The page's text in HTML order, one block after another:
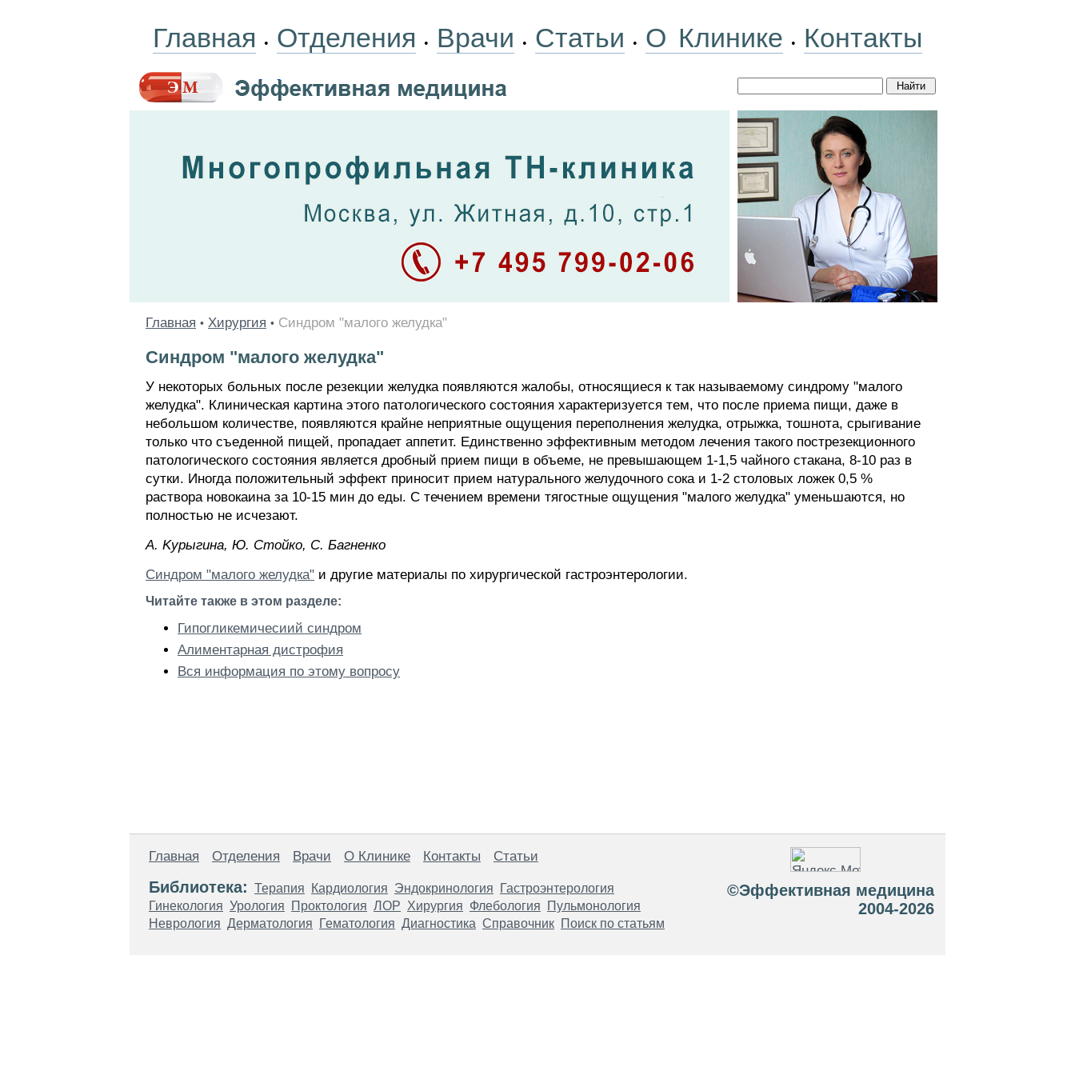
Главная • Отделения • Врачи • Статьи • О Клинике • Контакты
Главная • Хирургия • Синдром "малого желудка"
Синдром "малого желудка"
У некоторых больных после резекции желудка появляются жалобы, относящиеся к так называемому синдрому "малого
желудка". Клиническая картина этого патологического состояния характеризуется тем, что после приема пищи, даже в
небольшом количестве, появляются крайне неприятные ощущения переполнения желудка, отрыжка, тошнота, срыгивание
только что съеденной пищей, пропадает аппетит. Единственно эффективным методом лечения такого пострезекционного
патологического состояния является дробный прием пищи в объеме, не превышающем 1-1,5 чайного стакана, 8-10 раз в
сутки. Иногда положительный эффект приносит прием натурального желудочного сока и 1-2 столовых ложек 0,5 %
раствора новокаина за 10-15 мин до еды. С течением времени тягостные ощущения "малого желудка" уменьшаются, но
полностью не исчезают.
A. Kypыгинa, Ю. Cтoйкo, C. Бaгнeнкo
Синдром "малого желудка" и другие материалы по хирургической гастроэнтерологии.
Читайте также в этом разделе:
Гипогликемичесиий синдром
Алиментарная дистрофия
Вся информация по этому вопросу
Главная Отделения Врачи О Клинике Контакты Статьи
Библиотека: Терапия Кардиология Эндокринология
Гастроэнтерология
Гинекология Урология Проктология ЛОР Хирургия Флебология
Пульмонология
Неврология Дерматология Гематология Диагностика Справочник Поиск по статьям
©Эффективная медицина
2004-2026